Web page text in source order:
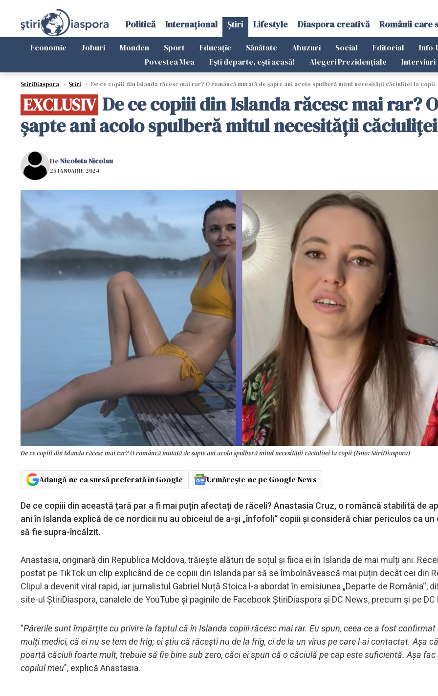
Politică Internațional Știri Lifestyle Diaspora creativă Românii care
Economie Joburi Monden Sport Educație Sănătate Abuzuri Social Editorial Info-
Povestea Mea
Ești departe, ești acasă! Alegeri Prezidențiale Interviuri
StiriDiaspora › Știri › De ce copiii din Islanda răcesc mai rar? O româncă mutată de șapte ani acolo spulberă mitul necesității căciuliței la copii
EXCLUSIV De ce copiii din Islanda răcesc mai rar?
șapte ani acolo spulberă mitul necesității
DeNicoleta Nicolau
25 IANUARIE 2024
De ce copiii din Islanda răcesc mai rar? O româncă mutată de șapte ani acolo spulberă mitul necesității căciuliței la copii (Foto: StiriDiaspora)
Adaugă-ne ca sursă preferată în Google Urmărește-ne pe Google News
De ce copiii din această țară par a fi mai puțin afectați de răceli? Anastasia Cruz, o româncă stabilită de
ani în Islanda explică de ce nordicii nu au obiceiul de a-și „înfofoli“ copiii și consideră chiar periculos ca un
să fie supra-încălzit.
Anastasia, originară din Republica Moldova, trăiește alături de soțul și fiica ei în Islanda de mai mulți ani.
postat pe TikTok un clip explicând de ce copiii din Islanda par să se îmbolnăvească mai puțin decât cei din
Clipul a devenit viral rapid, iar jurnalistul Gabriel Nuță Stoica l-a abordat în emisiunea „Departe de România“,
site-ul ȘtiriDiaspora, canalele de YouTube și paginile de Facebook ȘtiriDiaspora și DC News, precum și pe DC
"Părerile sunt împărțite cu privire la faptul că în Islanda copiii răcesc mai rar. Eu spun, ceea ce a fost confirmat
mulți medici, că ei nu se tem de frig; ei știu că răcești nu de la frig, ci de la un virus pe care l-ai contactat. Așa
poartă căciuli foarte mult, trebuie să fie bine sub zero, căci ei spun că o căciulă pe cap este suficientă. Așa fac
copilul meu", explică Anastasia.